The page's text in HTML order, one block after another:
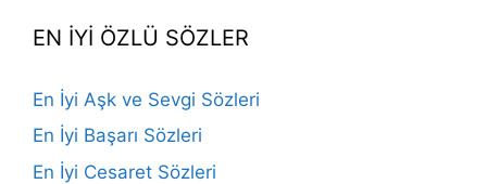
EN İYİ ÖZLÜ SÖZLER
En İyi Aşk ve Sevgi Sözleri
En İyi Başarı Sözleri
En İyi Cesaret Sözleri